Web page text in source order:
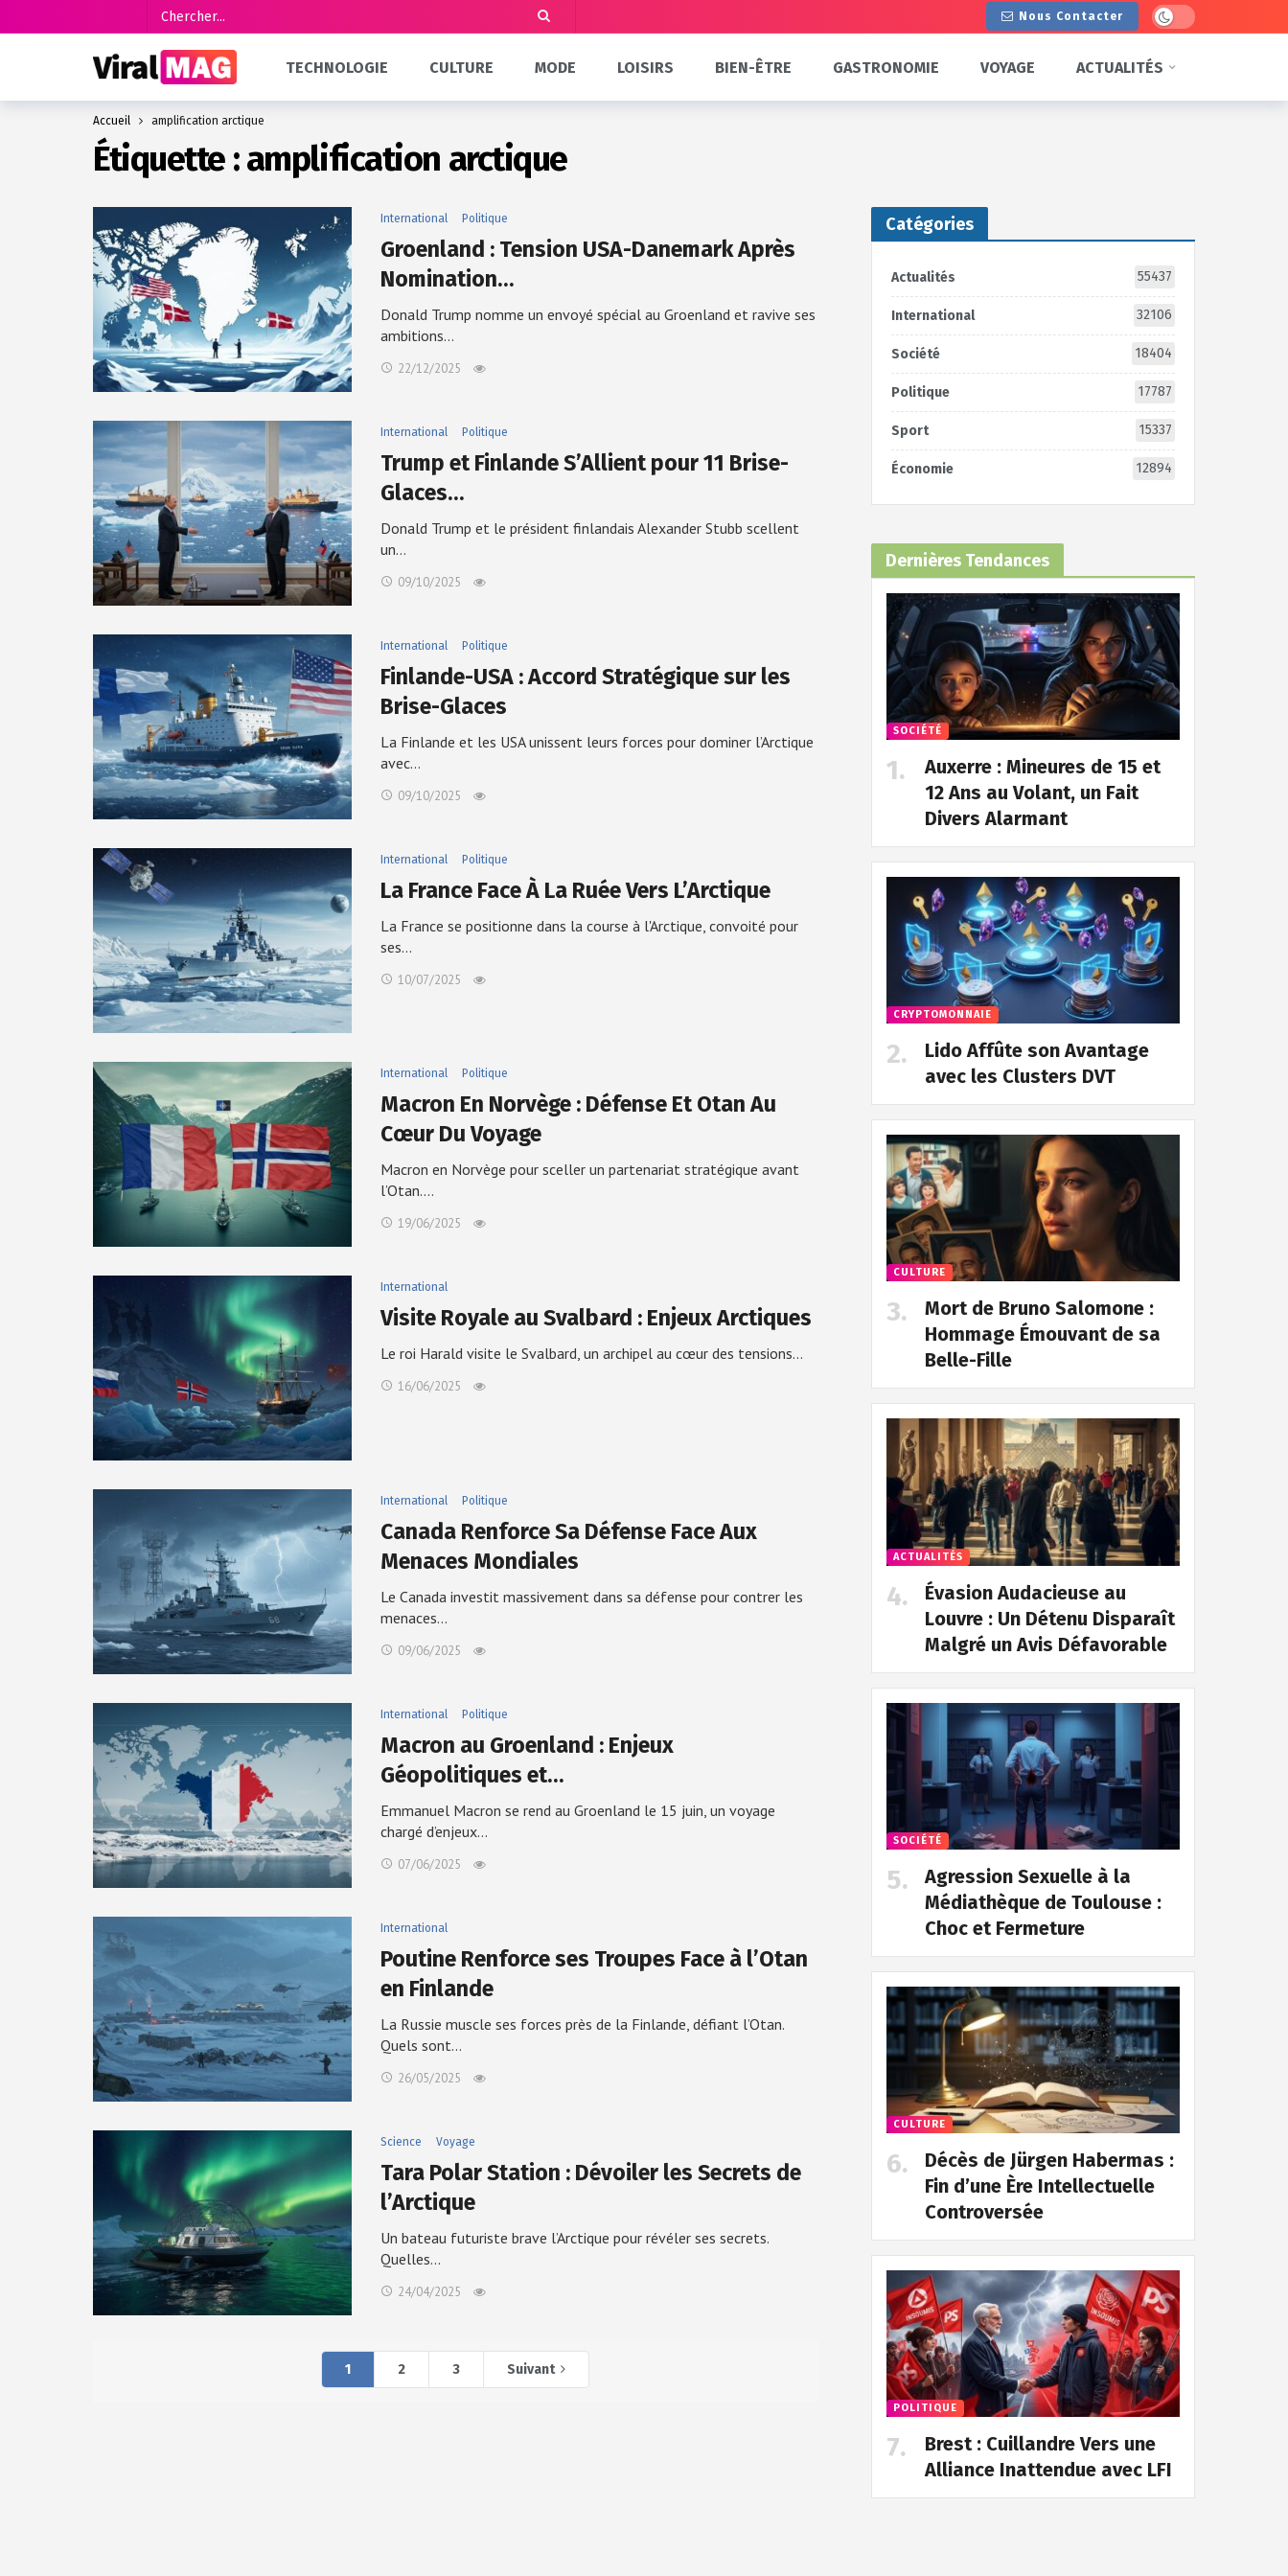
Nous Contacter Dark mode
TECHNOLOGIE CULTURE MODE LOISIRS BIEN-ÊTRE GASTRONOMIE VOYAGE ACTUALITÉS
Accueil amplification arctique
Étiquette :amplification arctique
International Politique
Groenland : Tension USA-Danemark Après
Nomination…
Donald Trump nomme un envoyé spécial au Groenland et ravive ses
ambitions…
22/12/2025
International Politique
Trump et Finlande S’Allient pour 11 Brise-
Glaces…
Donald Trump et le président finlandais Alexander Stubb scellent
un…
09/10/2025
International Politique
Finlande-USA : Accord Stratégique sur les
Brise-Glaces
La Finlande et les USA unissent leurs forces pour dominer l’Arctique
avec…
09/10/2025
International Politique
La France Face À La Ruée Vers L’Arctique
La France se positionne dans la course à l'Arctique, convoité pour
ses…
10/07/2025
International Politique
Macron En Norvège : Défense Et Otan Au
Cœur Du Voyage
Macron en Norvège pour sceller un partenariat stratégique avant
l’Otan.…
19/06/2025
International
Visite Royale au Svalbard : Enjeux Arctiques
Le roi Harald visite le Svalbard, un archipel au cœur des tensions…
16/06/2025
International Politique
Canada Renforce Sa Défense Face Aux
Menaces Mondiales
Le Canada investit massivement dans sa défense pour contrer les
menaces…
09/06/2025
International Politique
Macron au Groenland : Enjeux
Géopolitiques et…
Emmanuel Macron se rend au Groenland le 15 juin, un voyage
chargé d’enjeux…
07/06/2025
International
Poutine Renforce ses Troupes Face à l’Otan
en Finlande
La Russie muscle ses forces près de la Finlande, défiant l’Otan.
Quels sont…
26/05/2025
Science Voyage
Tara Polar Station : Dévoiler les Secrets de
l’Arctique
Un bateau futuriste brave l’Arctique pour révéler ses secrets.
Quelles…
24/04/2025
1 2 3 Suivant
Catégories
Actualités 55437
International 32106
Société 18404
Politique 17787
Sport 15337
Économie 12894
Dernières Tendances
SOCIÉTÉ
Auxerre : Mineures de 15 et
12 Ans au Volant, un Fait
Divers Alarmant
CRYPTOMONNAIE
Lido Affûte son Avantage
avec les Clusters DVT
CULTURE
Mort de Bruno Salomone :
Hommage Émouvant de sa
Belle-Fille
ACTUALITÉS
Évasion Audacieuse au
Louvre : Un Détenu Disparaît
Malgré un Avis Défavorable
SOCIÉTÉ
Agression Sexuelle à la
Médiathèque de Toulouse :
Choc et Fermeture
CULTURE
Décès de Jürgen Habermas :
Fin d’une Ère Intellectuelle
Controversée
POLITIQUE
Brest : Cuillandre Vers une
Alliance Inattendue avec LFI